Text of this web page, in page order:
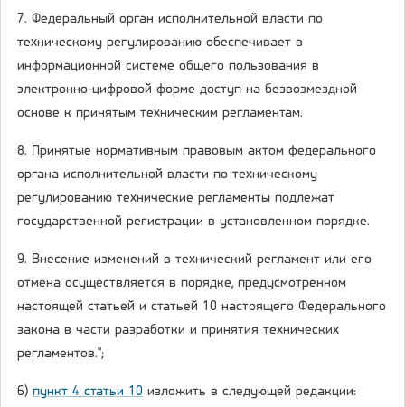
7. Федеральный орган исполнительной власти по
техническому регулированию обеспечивает в
информационной системе общего пользования в
электронно-цифровой форме доступ на безвозмездной
основе к принятым техническим регламентам.
8. Принятые нормативным правовым актом федерального
органа исполнительной власти по техническому
регулированию технические регламенты подлежат
государственной регистрации в установленном порядке.
9. Внесение изменений в технический регламент или его
отмена осуществляется в порядке, предусмотренном
настоящей статьей и статьей 10 настоящего Федерального
закона в части разработки и принятия технических
регламентов.";
6) пункт 4 статьи 10 изложить в следующей редакции: